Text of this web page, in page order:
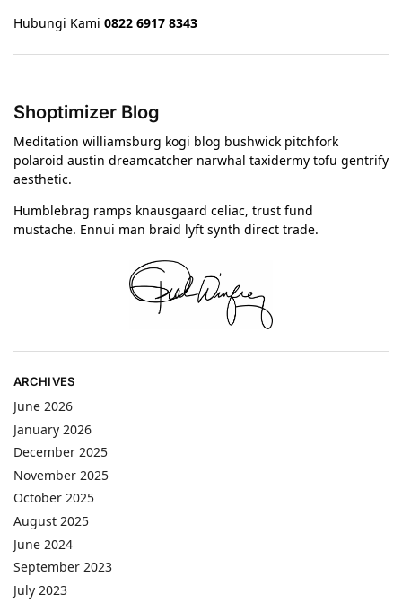
Hubungi Kami 0822 6917 8343
Shoptimizer Blog
Meditation williamsburg kogi blog bushwick pitchfork
polaroid austin dreamcatcher narwhal taxidermy tofu gentrify
aesthetic.
Humblebrag ramps knausgaard celiac, trust fund
mustache. Ennui man braid lyft synth direct trade.
ARCHIVES
June 2026
January 2026
December 2025
November 2025
October 2025
August 2025
June 2024
September 2023
July 2023